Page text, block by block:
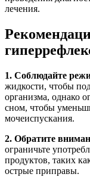
лечения.
1. Соблюдайте
жидкости, чтобы
организма, однако
сном, чтобы
мочеиспускания.
2. Обратите
ограничьте
продуктов, таких
острые приправы.